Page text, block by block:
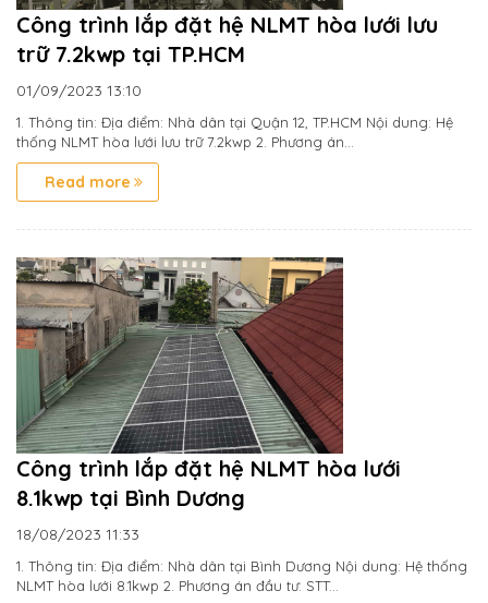
Công trình lắp đặt hệ NLMT hòa lưới lưu
trữ 7.2kwp tại TP.HCM
01/09/2023 13:10
1. Thông tin: Địa điểm: Nhà dân tại Quận 12, TP.HCM Nội dung: Hệ
thống NLMT hòa lưới lưu trữ 7.2kwp 2. Phương án...
Read more
Công trình lắp đặt hệ NLMT hòa lưới
8.1kwp tại Bình Dương
18/08/2023 11:33
1. Thông tin: Địa điểm: Nhà dân tại Bình Dương Nội dung: Hệ thống
NLMT hòa lưới 8.1kwp 2. Phương án đầu tư: STT...